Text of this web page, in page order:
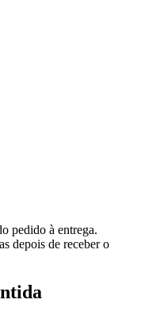
pedido à entrega.
depois de receber o